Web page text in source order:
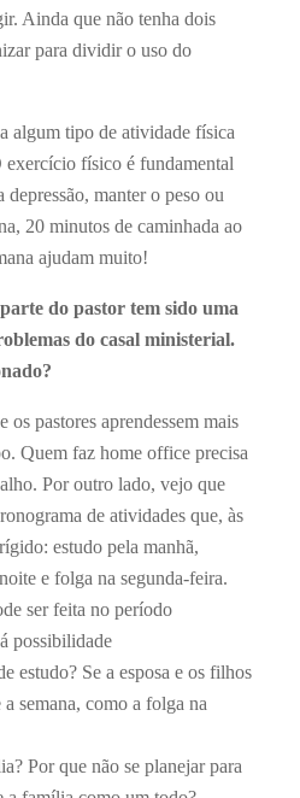
Ainda que não tenha dois
para dividir o uso do
algum tipo de atividade física
exercício físico é fundamental
manter o peso ou
20 minutos de caminhada ao
ajudam muito!
do pastor tem sido uma
do casal ministerial.
pastores aprendessem mais
Quem faz home office precisa
Por outro lado, vejo que
de atividades que, às
estudo pela manhã,
e folga na segunda-feira.
ser feita no período
possibilidade
estudo? Se a esposa e os filhos
semana, como a folga na
Por que não se planejar para